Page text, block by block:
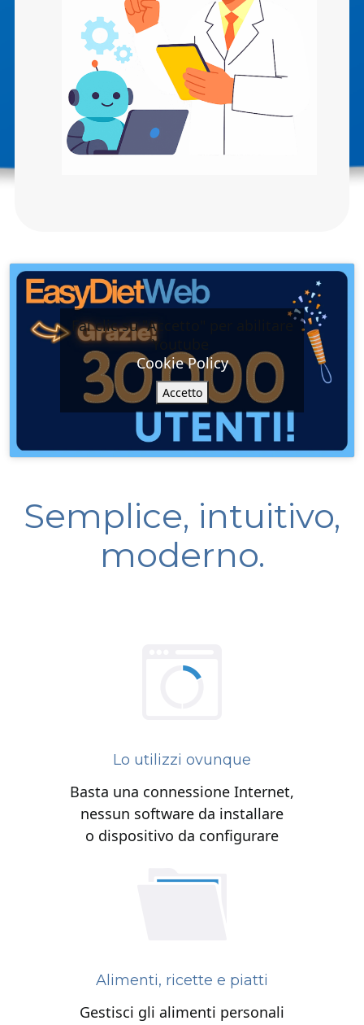
Fai clic su "Accetto" per abilitare
Youtube
Cookie Policy
Accetto
Semplice, intuitivo,
moderno.
Lo utilizzi ovunque
Basta una connessione Internet,
nessun software da installare
o dispositivo da configurare
Alimenti, ricette e piatti
Gestisci gli alimenti personali